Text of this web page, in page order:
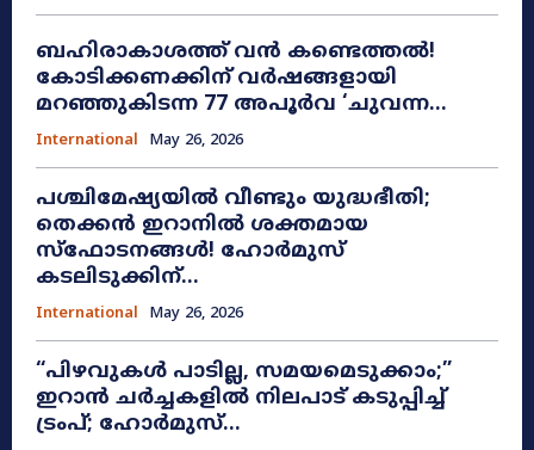
ബഹിരാകാശത്ത് വൻ കണ്ടെത്തൽ!
കോടിക്കണക്കിന് വർഷങ്ങളായി
മറഞ്ഞുകിടന്ന 77 അപൂർവ ‘ചുവന്ന...
International May 26, 2026
പശ്ചിമേഷ്യയിൽ വീണ്ടും യുദ്ധഭീതി;
തെക്കൻ ഇറാനിൽ ശക്തമായ
സ്ഫോടനങ്ങൾ! ഹോർമുസ്
കടലിടുക്കിന്...
International May 26, 2026
​“പിഴവുകൾ പാടില്ല, സമയമെടുക്കാം;”
ഇറാൻ ചർച്ചകളിൽ നിലപാട് കടുപ്പിച്ച്
ട്രംപ്; ഹോർമുസ്...